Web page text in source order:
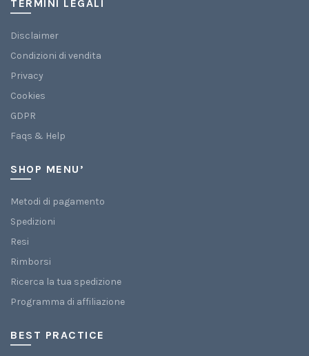
TERMINI LEGALI
Disclaimer
Condizioni di vendita
Privacy
Cookies
GDPR
Faqs & Help
SHOP MENU’
Metodi di pagamento
Spedizioni
Resi
Rimborsi
Ricerca la tua spedizione
Programma di affiliazione
BEST PRACTICE